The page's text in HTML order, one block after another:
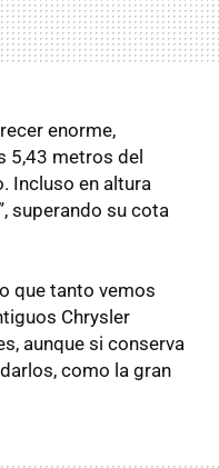
enorme,
5,43 metros del
Incluso en altura
superando su cota
que tanto vemos
Chrysler
aunque si conserva
como la gran